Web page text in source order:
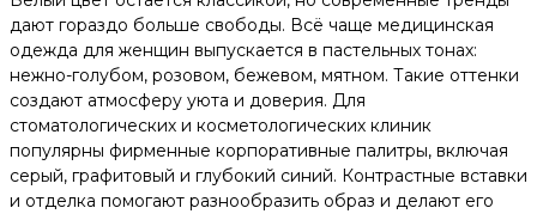
дают гораздо больше свободы. Всё чаще медицинская
одежда для женщин выпускается в пастельных тонах:
нежно-голубом, розовом, бежевом, мятном. Такие оттенки
создают атмосферу уюта и доверия. Для
стоматологических и косметологических клиник
популярны фирменные корпоративные палитры, включая
серый, графитовый и глубокий синий. Контрастные вставки
и отделка помогают разнообразить образ и делают его